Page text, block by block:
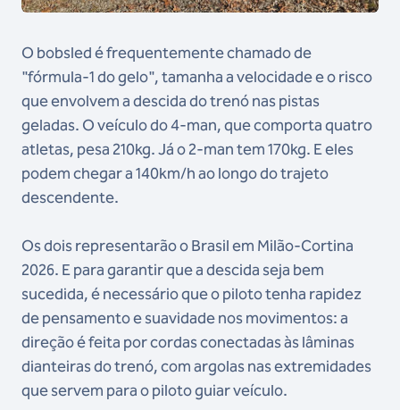
O bobsled é frequentemente chamado de
"fórmula-1 do gelo", tamanha a velocidade e o risco
que envolvem a descida do trenó nas pistas
geladas. O veículo do 4-man, que comporta quatro
atletas, pesa 210kg. Já o 2-man tem 170kg. E eles
podem chegar a 140km/h ao longo do trajeto
descendente.
Os dois representarão o Brasil em Milão-Cortina
2026. E para garantir que a descida seja bem
sucedida, é necessário que o piloto tenha rapidez
de pensamento e suavidade nos movimentos: a
direção é feita por cordas conectadas às lâminas
dianteiras do trenó, com argolas nas extremidades
que servem para o piloto guiar veículo.